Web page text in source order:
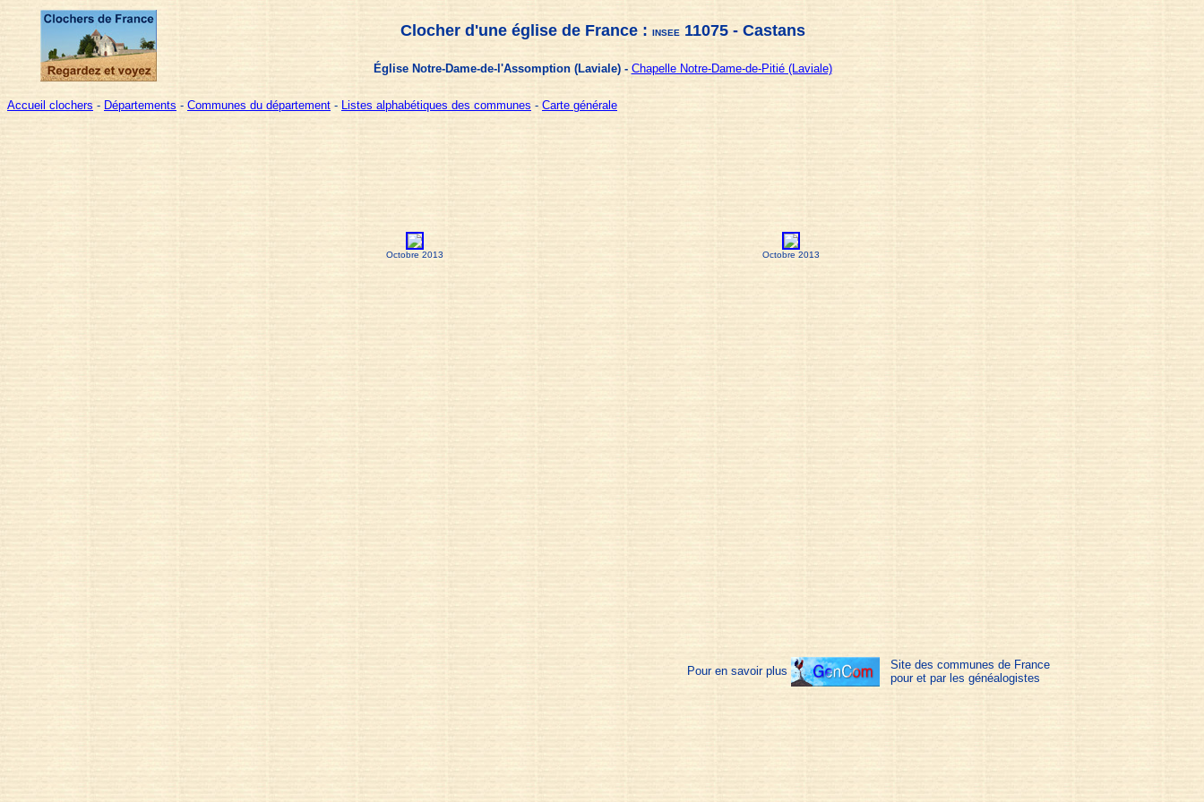
Clocher d'une église de France : INSEE11075 - Castans
Église Notre-Dame-de-l'Assomption (Laviale) - Chapelle Notre-Dame-de-Pitié (Laviale)
Accueil clochers - Départements - Communes du département - Listes alphabétiques des communes - Carte générale
Octobre 2013 Octobre 2013
Pour en savoir plus
Site des communes de France
pour et par les généalogistes